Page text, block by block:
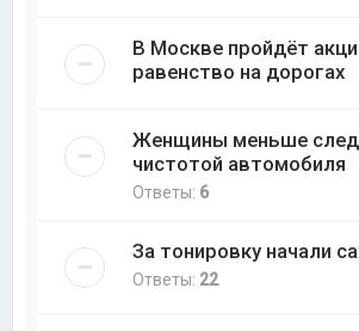
В Москве пройдёт
равенство на дорогах
Женщины меньше
чистотой автомобиля
Ответы: 6
За тонировку начали
Ответы: 22